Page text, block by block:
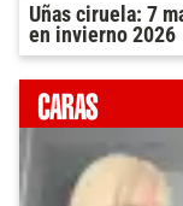
Uñas ciruela: 7
en invierno 2026